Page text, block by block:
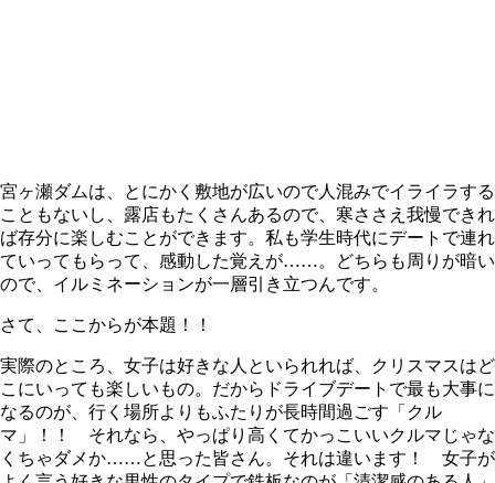
宮ヶ瀬ダムは、とにかく敷地が広いので人混みでイライラする
こともないし、露店もたくさんあるので、寒ささえ我慢できれ
ば存分に楽しむことができます。私も学生時代にデートで連れ
ていってもらって、感動した覚えが……。どちらも周りが暗い
ので、イルミネーションが一層引き立つんです。
さて、ここからが本題！！
実際のところ、女子は好きな人といられれば、クリスマスはど
こにいっても楽しいもの。だからドライブデートで最も大事に
なるのが、行く場所よりもふたりが長時間過ごす「クル
マ」！！ それなら、やっぱり高くてかっこいいクルマじゃな
くちゃダメか……と思った皆さん。それは違います！ 女子が